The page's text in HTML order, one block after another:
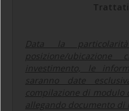
Data la
posizione/
investimento, le
saranno date
compilazione di modulo
allegando documento di